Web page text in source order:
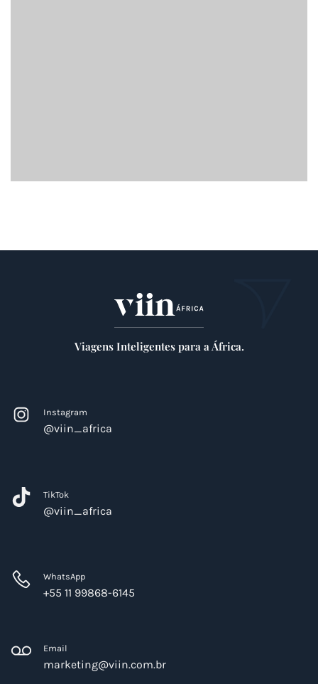
Viagens Inteligentes para a África.
Instagram
@viin_africa
TikTok
@viin_africa
WhatsApp
+55 11 99868-6145
Email
marketing@viin.com.br